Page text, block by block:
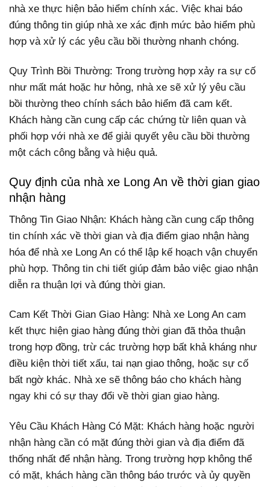
nhà xe thực hiện bảo hiểm chính xác. Việc khai báo
đúng thông tin giúp nhà xe xác định mức bảo hiểm phù
hợp và xử lý các yêu cầu bồi thường nhanh chóng.
Quy Trình Bồi Thường: Trong trường hợp xảy ra sự cố
như mất mát hoặc hư hỏng, nhà xe sẽ xử lý yêu cầu
bồi thường theo chính sách bảo hiểm đã cam kết.
Khách hàng cần cung cấp các chứng từ liên quan và
phối hợp với nhà xe để giải quyết yêu cầu bồi thường
một cách công bằng và hiệu quả.
Quy định của nhà xe Long An về thời gian giao
nhận hàng
Thông Tin Giao Nhận: Khách hàng cần cung cấp thông
tin chính xác về thời gian và địa điểm giao nhận hàng
hóa để nhà xe Long An có thể lập kế hoạch vận chuyển
phù hợp. Thông tin chi tiết giúp đảm bảo việc giao nhận
diễn ra thuận lợi và đúng thời gian.
Cam Kết Thời Gian Giao Hàng: Nhà xe Long An cam
kết thực hiện giao hàng đúng thời gian đã thỏa thuận
trong hợp đồng, trừ các trường hợp bất khả kháng như
điều kiện thời tiết xấu, tai nạn giao thông, hoặc sự cố
bất ngờ khác. Nhà xe sẽ thông báo cho khách hàng
ngay khi có sự thay đổi về thời gian giao hàng.
Yêu Cầu Khách Hàng Có Mặt: Khách hàng hoặc người
nhận hàng cần có mặt đúng thời gian và địa điểm đã
thống nhất để nhận hàng. Trong trường hợp không thể
có mặt, khách hàng cần thông báo trước và ủy quyền